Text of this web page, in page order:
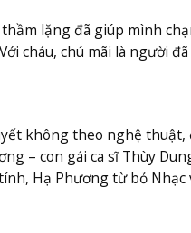
lặng đã giúp mình
cháu, chú mãi là người
không theo nghệ thuật,
– con gái ca sĩ Thùy
Hạ Phương từ bỏ Nhạc